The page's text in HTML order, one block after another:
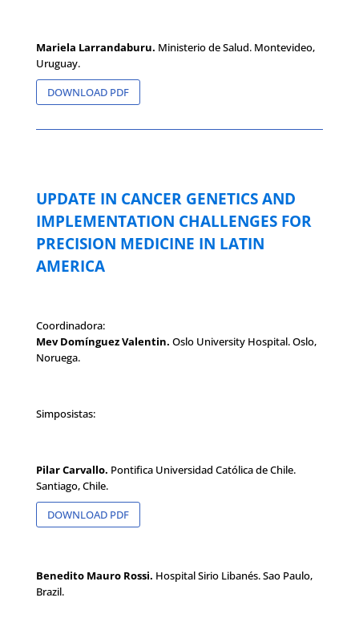
Mariela Larrandaburu. Ministerio de Salud. Montevideo,
Uruguay.
DOWNLOAD PDF
UPDATE IN CANCER GENETICS AND
IMPLEMENTATION CHALLENGES FOR
PRECISION MEDICINE IN LATIN
AMERICA
Coordinadora:
Mev Domínguez Valentin. Oslo University Hospital. Oslo,
Noruega.
Simposistas:
Pilar Carvallo. Pontifica Universidad Católica de Chile.
Santiago, Chile.
DOWNLOAD PDF
Benedito Mauro Rossi. Hospital Sirio Libanés. Sao Paulo,
Brazil.